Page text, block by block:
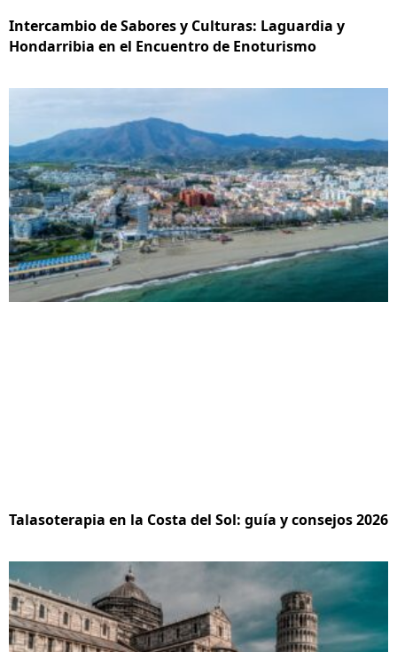
Intercambio de Sabores y Culturas: Laguardia y
Hondarribia en el Encuentro de Enoturismo
Talasoterapia en la Costa del Sol: guía y consejos 2026